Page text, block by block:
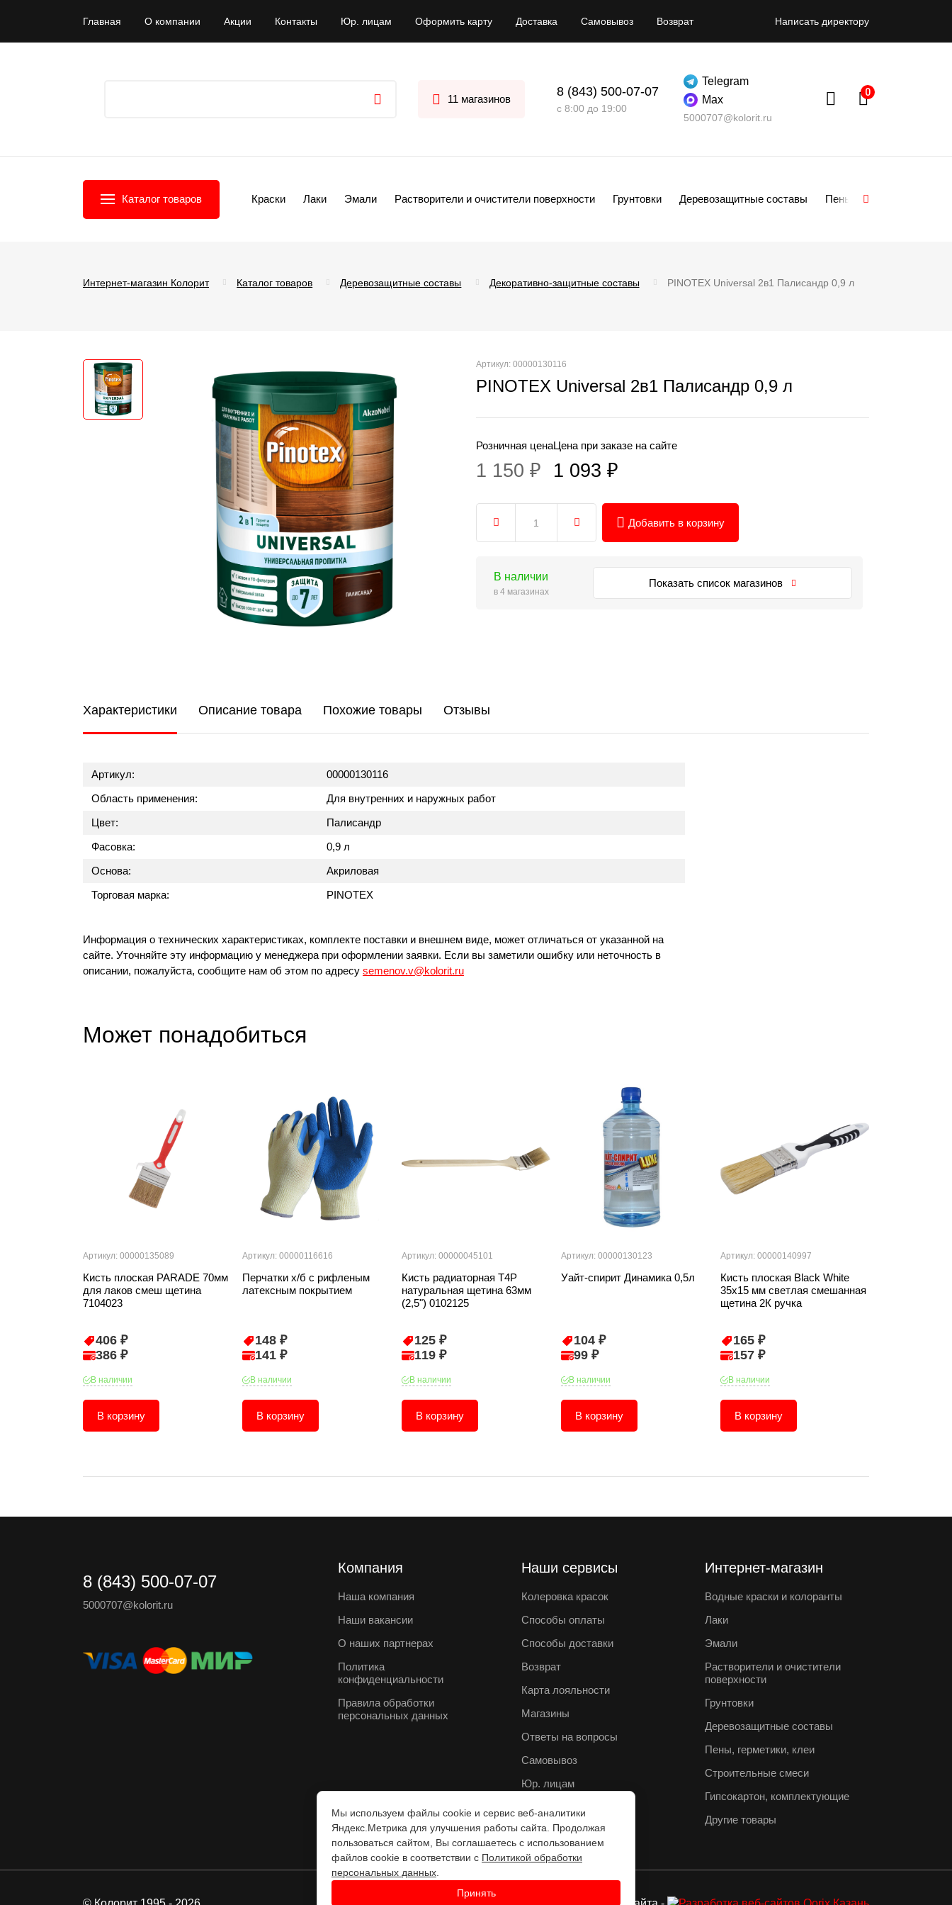
Главная О компании Акции Контакты Юр. лицам Оформить карту Доставка Самовывоз Возврат Написать директору
11 магазинов
8 (843) 500-07-07
с 8:00 до 19:00
Telegram
Max
5000707@kolorit.ru
Каталог товаров Краски Лаки Эмали Растворители и очистители поверхности Грунтовки Деревозащитные составы Пены
Интернет-магазин Колорит Каталог товаров Деревозащитные составы Декоративно-защитные составы PINOTEX Universal 2в1 Палисандр 0,9 л
Артикул: 00000130116
PINOTEX Universal 2в1 Палисандр 0,9 л
Розничная цена
1 150 ₽
Цена при заказе на сайте
1 093 ₽
Добавить в корзину
В наличии
в 4 магазинах
Показать список магазинов
Характеристики Описание товара Похожие товары Отзывы
Артикул:
00000130116
Область применения:
Для внутренних и наружных работ
Цвет:
Палисандр
Фасовка:
0,9 л
Основа:
Акриловая
Торговая марка:
PINOTEX
Информация о технических характеристиках, комплекте поставки и внешнем виде, может отличаться от указанной на
сайте. Уточняйте эту информацию у менеджера при оформлении заявки. Если вы заметили ошибку или неточность в
описании, пожалуйста, сообщите нам об этом по адресу semenov.v@kolorit.ru
Может понадобиться
Артикул: 00000135089
Кисть плоская PARADE 70мм
для лаков смеш щетина
7104023
406 ₽
386 ₽
В наличии
В корзину
Артикул: 00000116616
Перчатки х/б с рифленым
латексным покрытием
148 ₽
141 ₽
В наличии
В корзину
Артикул: 00000045101
Кисть радиаторная T4P
натуральная щетина 63мм
(2,5") 0102125
125 ₽
119 ₽
В наличии
В корзину
Артикул: 00000130123
Уайт-спирит Динамика 0,5л
104 ₽
99 ₽
В наличии
В корзину
Артикул: 00000140997
Кисть плоская Black White
35х15 мм светлая смешанная
щетина 2К ручка
165 ₽
157 ₽
В наличии
В корзину
8 (843) 500-07-07
5000707@kolorit.ru
Компания
Наша компания
Наши вакансии
О наших партнерах
Политика
конфиденциальности
Правила обработки
персональных данных
Наши сервисы
Колеровка красок
Способы оплаты
Способы доставки
Возврат
Карта лояльности
Магазины
Ответы на вопросы
Самовывоз
Юр. лицам
Интернет-магазин
Водные краски и колоранты
Лаки
Эмали
Растворители и очистители
поверхности
Грунтовки
Деревозащитные составы
Пены, герметики, клеи
Строительные смеси
Гипсокартон, комплектующие
Другие товары
Мы используем файлы cookie и сервис веб-аналитики
Яндекс.Метрика для улучшения работы сайта. Продолжая
пользоваться сайтом, Вы соглашаетесь с использованием
файлов cookie в соответствии с Политикой обработки
персональных данных
Принять